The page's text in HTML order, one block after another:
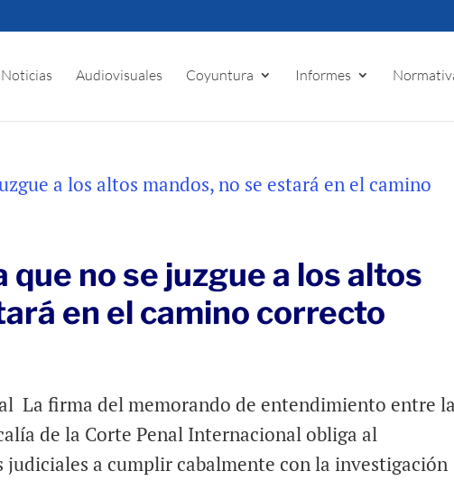
Noticias Audiovisuales Coyuntura Informes
que no se juzgue a los altos
en el camino correcto
La firma del memorando de entendimiento entre la
de la Corte Penal Internacional obliga al
judiciales a cumplir cabalmente con la investigación